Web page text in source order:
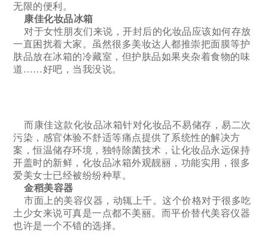
无限的便利。
康佳化妆品冰箱
对于女性朋友们来说，开封后的化妆品应该如何存放
一直困扰着大家。虽然很多美妆达人都推崇把面膜等护
肤品放在冰箱的冷藏室，但护肤品如果夹杂着食物的味
道……好吧，当我没说。
而康佳这款化妆品冰箱针对化妆品不易储存，易二次
污染，感官体验不舒适等痛点提供了系统性的解决方
案，恒温储存环境，独特除菌技术，让化妆品永远保持
开盖时的新鲜，化妆品冰箱外观靓丽，功能实用，很多
爱美女士已经被纷纷种草。
金稻美容器
市面上的美容仪器，动辄上千。这个价格对于很多吃
土少女来说可真是一点都不美丽。而平价替代美容仪器
也许是一个不错的选择。